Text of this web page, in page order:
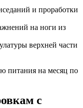
и проработки
на ноги из
верхней части
питания на месяц по
с